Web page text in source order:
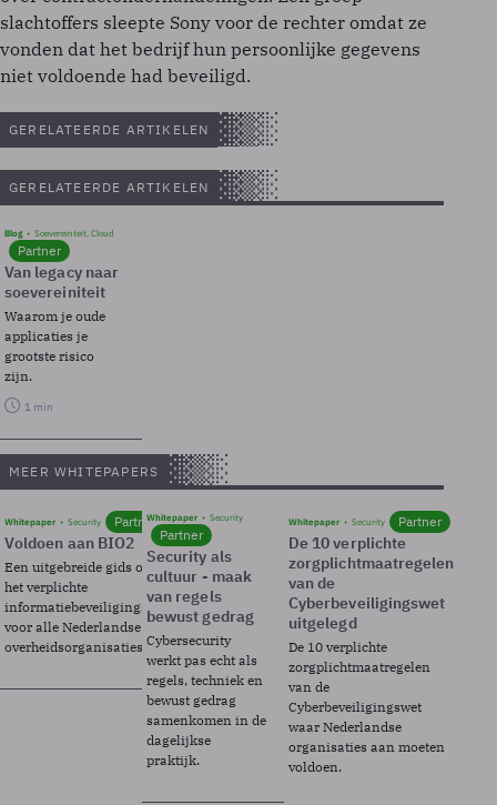
slachtoffers sleepte Sony voor de rechter omdat ze
vonden dat het bedrijf hun persoonlijke gegevens
niet voldoende had beveiligd.
GERELATEERDE ARTIKELEN
GERELATEERDE ARTIKELEN
Blog Soevereinteit, Cloud
Partner
Van legacy naar
soevereiniteit
Waarom je oude
applicaties je
grootste risico
zijn.
1 min
MEER WHITEPAPERS
Whitepaper Security Partner
Voldoen aan BIO2
Een uitgebreide gids over BIO2,
het verplichte
informatiebeveiligingsframework
voor alle Nederlandse
overheidsorganisaties.
Whitepaper Security
Partner
Security als
cultuur - maak
van regels
bewust gedrag
Cybersecurity
werkt pas echt als
regels, techniek en
bewust gedrag
samenkomen in de
dagelijkse
praktijk.
Whitepaper Security Partner
De 10 verplichte
zorgplichtmaatregelen
van de
Cyberbeveiligingswet
uitgelegd
De 10 verplichte
zorgplichtmaatregelen
van de
Cyberbeveiligingswet
waar Nederlandse
organisaties aan moeten
voldoen.